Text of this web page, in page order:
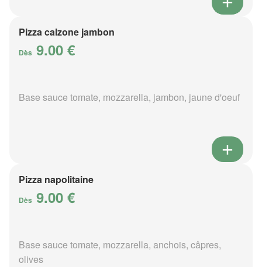
Pizza calzone jambon
Dès 9.00 €
Base sauce tomate, mozzarella, jambon, jaune d'oeuf
Pizza napolitaine
Dès 9.00 €
Base sauce tomate, mozzarella, anchois, câpres,
olives